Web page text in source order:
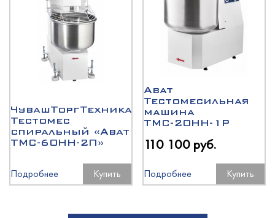
ЧувашТоргТехника
Тестомес
спиральный «Abat
ТМС-60НН-2П»
Подробнее Купить
Abat
Тестомесильная
машина
ТМС-20НН-1Р
110 100 руб.
Подробнее Купить